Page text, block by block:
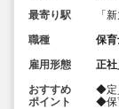
最寄り駅
「
職種
保
雇用形態
正
おすすめ
ポイント
◆定
◆保